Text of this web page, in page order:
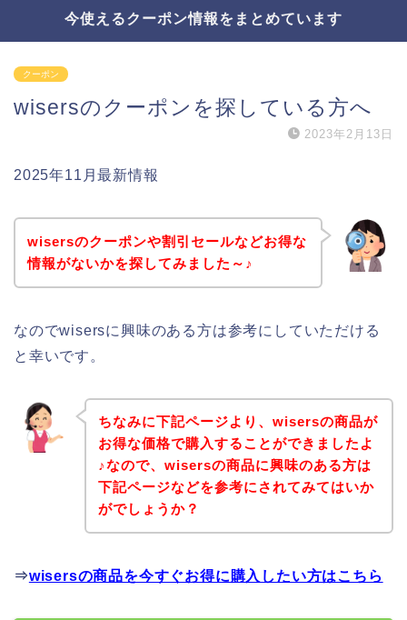
今使えるクーポン情報をまとめています
クーポン
wisersのクーポンを探している方へ
2023年2月13日
2025年11月最新情報
wisersのクーポンや割引セールなどお得な
情報がないかを探してみました～♪
なのでwisersに興味のある方は参考にしていただける
と幸いです。
ちなみに下記ページより、wisersの商品が
お得な価格で購入することができましたよ
♪なので、wisersの商品に興味のある方は
下記ページなどを参考にされてみてはいか
がでしょうか？
⇒wisersの商品を今すぐお得に購入したい方はこちら